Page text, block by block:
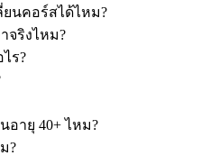
ยนคอร์สได้ไหม?
จริงไหม?
ร?
ายุ 40+ ไหม?
?